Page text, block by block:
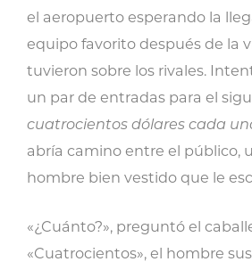
el aeropuerto esperando la
equipo favorito después de la
tuvieron sobre los rivales.
un par de entradas para el
cuatrocientos dólares cada
abría camino entre el público,
hombre bien vestido que le
«¿Cuánto?», preguntó el
«Cuatrocientos», el hombre